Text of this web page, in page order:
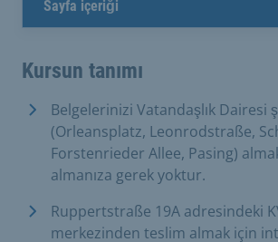
Sayfa içeriği
Kursun tanımı
Belgelerinizi Vatandaşlık Dairesi
(Orleansplatz, Leonrodstraße,
Forstenrieder Allee, Pasing)
almanıza gerek yoktur.
Ruppertstraße 19A adresindeki
merkezinden teslim almak için